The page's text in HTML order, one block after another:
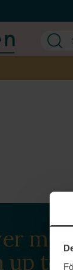
miss
up to